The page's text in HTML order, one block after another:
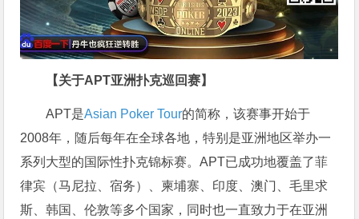
【关于APT亚洲扑克巡回赛】
APT是Asian Poker Tour的简称，该赛事开始于
2008年，随后每年在全球各地，特别是亚洲地区举办一
系列大型的国际性扑克锦标赛。APT已成功地覆盖了菲
律宾（马尼拉、宿务）、柬埔寨、印度、澳门、毛里求
斯、韩国、伦敦等多个国家，同时也一直致力于在亚洲